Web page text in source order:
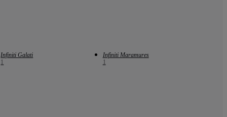
Infiniti Galati
1
Infiniti Maramures
1